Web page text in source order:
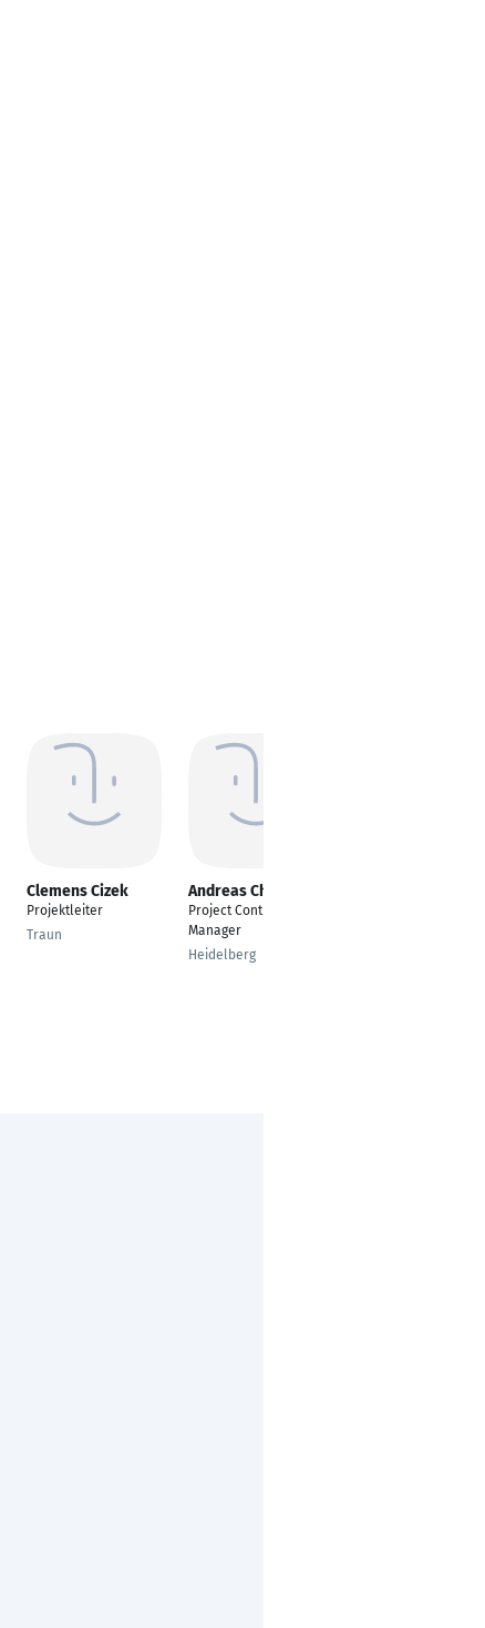
Clemens Cizek
Projektleiter
Traun
Andreas Christ
Project Contract
Manager
Heidelberg